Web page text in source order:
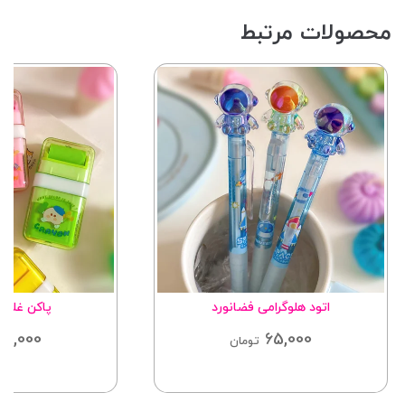
محصولات مرتبط
اتود هلوگرامی فضانورد
65,000 تومان
پاکن